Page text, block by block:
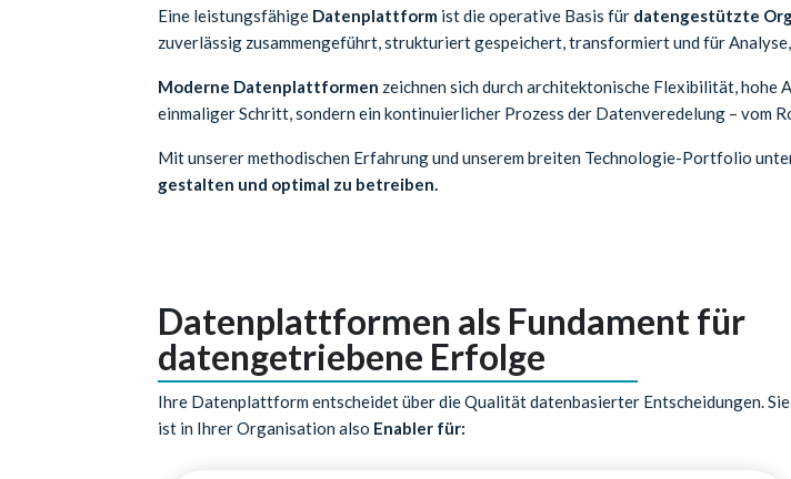
Eine leistungsfähige Datenplattform ist die operative Basis für datengestützte
zuverlässig zusammengeführt, strukturiert gespeichert, transformiert und für
Moderne Datenplattformen zeichnen sich durch architektonische Flexibilität,
einmaliger Schritt, sondern ein kontinuierlicher Prozess der Datenveredelung – vom
Mit unserer methodischen Erfahrung und unserem breiten Technologie-Portfolio
gestalten und optimal zu betreiben.
Datenplattformen als Fundament für
datengetriebene Erfolge
Ihre Datenplattform entscheidet über die Qualität datenbasierter Entscheidungen. Sie
ist in Ihrer Organisation also Enabler für: